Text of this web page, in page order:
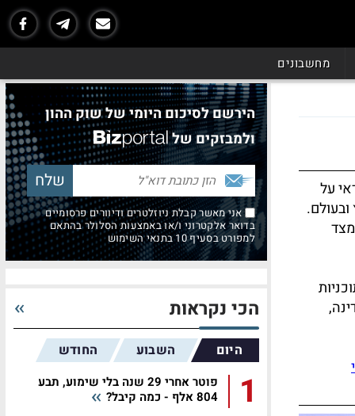
מחשבונים
בתפקיד שאחראי על
הירשם לסיכום היומי של שוק ההון
ולמבזקים של
אני מאשר קבלת ניוזלטרים ודיוורים פרסומיים
בדואר אלקטרוני ו/או באמצעות הסלולר בהתאם
למפורט בסעיף 10 בתנאי השימוש
הכי נקראות
היום השבוע החודש
1
פוטר אחרי 29 שנה בלי שימוע, תבע
804 אלף - כמה קיבל?